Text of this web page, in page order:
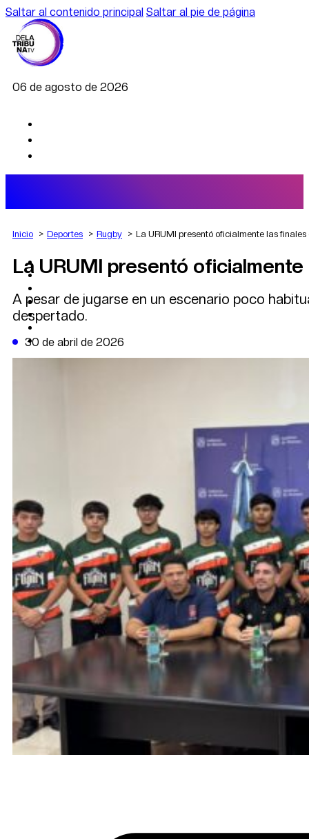
Saltar al contenido principal Saltar al pie de página
06 de agosto de 2026
AGRO
DEPORTES
POLÍTICA
CAMBIO CLIMÁTICO
DE LA TRIBUNA TV
Inicio Deportes Rugby La URUMI presentó oficialmente las
La URUMI presentó
A pesar de jugarse en un escenario poco
despertado.
30 de abril de 2026